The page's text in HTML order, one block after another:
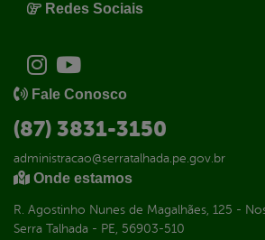
Redes Sociais
Fale Conosco
(87) 3831-3150
administracao@serratalhada.pe.gov.br
Onde estamos
R. Agostinho Nunes de Magalhães, 125 -
Serra Talhada - PE, 56903-510